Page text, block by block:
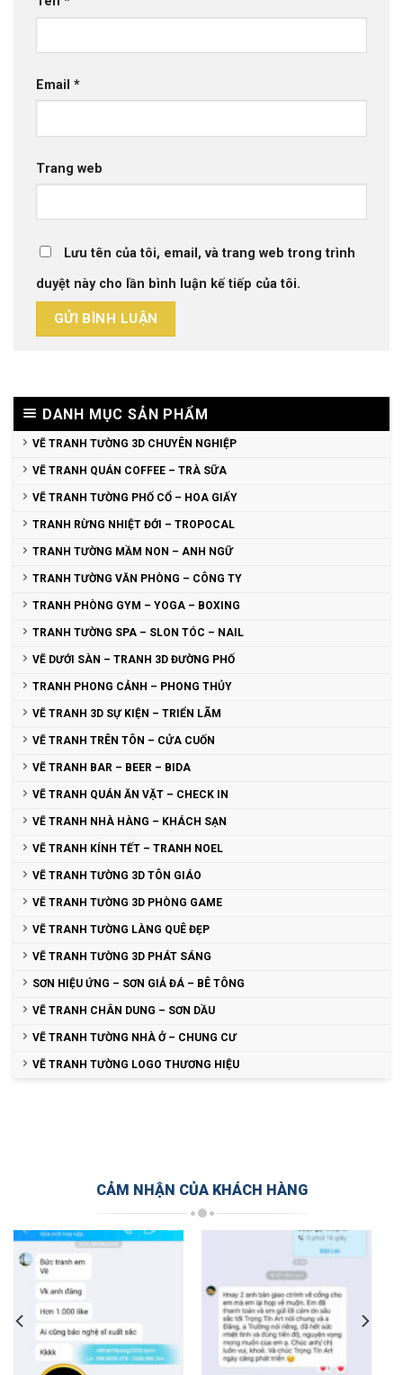
Email *
Trang web
Lưu tên của tôi, email, và trang web trong trình
duyệt này cho lần bình luận kế tiếp của tôi.
DANH MỤC SẢN PHẨM
VẼ TRANH TƯỜNG 3D CHUYÊN NGHIỆP
VẼ TRANH QUÁN COFFEE – TRÀ SỮA
VẼ TRANH TƯỜNG PHỐ CỔ – HOA GIẤY
TRANH RỪNG NHIỆT ĐỚI – TROPOCAL
TRANH TƯỜNG MẦM NON – ANH NGỮ
TRANH TƯỜNG VĂN PHÒNG – CÔNG TY
TRANH PHÒNG GYM – YOGA – BOXING
TRANH TƯỜNG SPA – SLON TÓC – NAIL
VẼ DƯỚI SÀN – TRANH 3D ĐƯỜNG PHỐ
TRANH PHONG CẢNH – PHONG THỦY
VẼ TRANH 3D SỰ KIỆN – TRIỂN LÃM
VẼ TRANH TRÊN TÔN – CỬA CUỐN
VẼ TRANH BAR – BEER – BIDA
VẼ TRANH QUÁN ĂN VẶT – CHECK IN
VẼ TRANH NHÀ HÀNG – KHÁCH SẠN
VẼ TRANH KÍNH TẾT – TRANH NOEL
VẼ TRANH TƯỜNG 3D TÔN GIÁO
VẼ TRANH TƯỜNG 3D PHÒNG GAME
VẼ TRANH TƯỜNG LÀNG QUÊ ĐẸP
VẼ TRANH TƯỜNG 3D PHÁT SÁNG
SƠN HIỆU ỨNG – SƠN GIẢ ĐÁ – BÊ TÔNG
VẼ TRANH CHÂN DUNG – SƠN DẦU
VẼ TRANH TƯỜNG NHÀ Ở – CHUNG CƯ
VẼ TRANH TƯỜNG LOGO THƯƠNG HIỆU
CẢM NHẬN CỦA KHÁCH HÀNG